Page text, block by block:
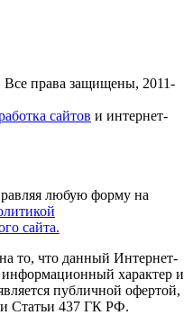
права защищены, 2011-
сайтов и интернет-
любую форму на
сайта.
то, что данный Интернет-
характер и
публичной офертой,
Статьи 437 ГК РФ.